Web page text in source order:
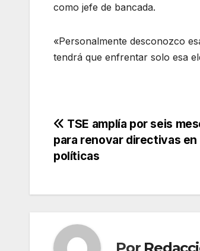
como jefe de bancada.
«Personalmente desconozco
tendrá que enfrentar solo esa
Navegación
de
TSE amplía por seis
para renovar directivas
políticas